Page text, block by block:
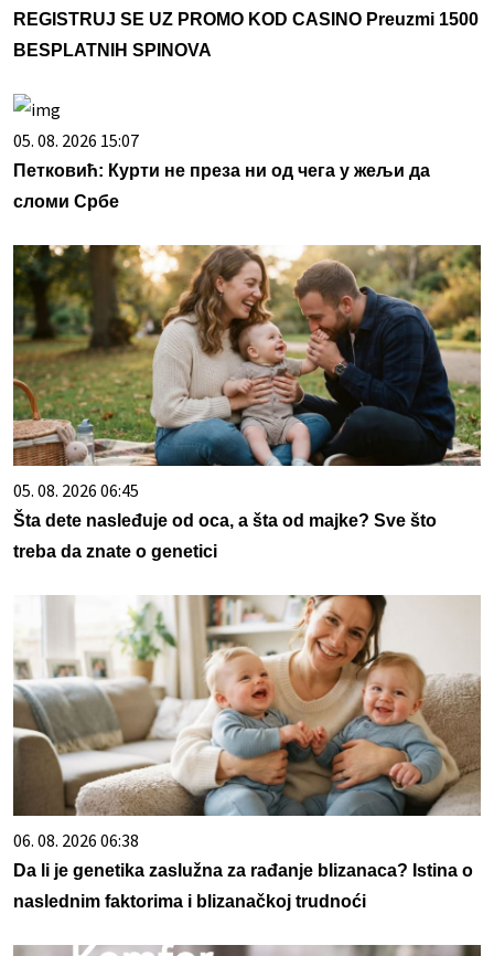
REGISTRUJ SE UZ PROMO KOD CASINO Preuzmi 1500
BESPLATNIH SPINOVA
05. 08. 2026 15:07
Петковић: Курти не преза ни од чега у жељи да
сломи Србе
05. 08. 2026 06:45
Šta dete nasleđuje od oca, a šta od majke? Sve što
treba da znate o genetici
06. 08. 2026 06:38
Da li je genetika zaslužna za rađanje blizanaca? Istina o
naslednim faktorima i blizanačkoj trudnoći